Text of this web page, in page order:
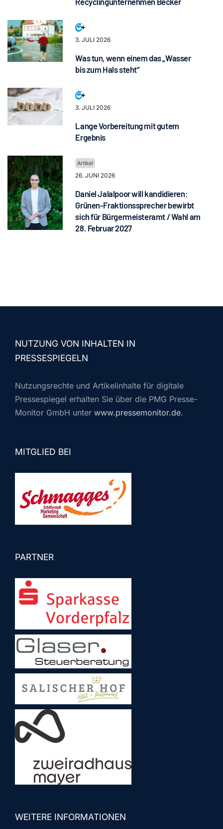
3. JULI 2026
Was tun, wenn einem das „Wasser
bis zum Hals steht“
3. JULI 2026
Lange Vorbereitung mit gutem
Ergebnis
26. JUNI 2026
Daniel Jalalpoor will kandidieren:
Grünen-Fraktionssprecher bewirbt
sich für Bürgermeisteramt / Wahl am
28. Februar 2027
NUTZUNG VON INHALTEN IN
PRESSESPIEGELN
Nutzungsrechte und Artikelinhalte für digitale
Pressespiegel erhalten Sie über die PMG Presse-
Monitor GmbH unter www.pressemonitor.de.
MITGLIED BEI
PARTNER
WEITERE INFORMATIONEN